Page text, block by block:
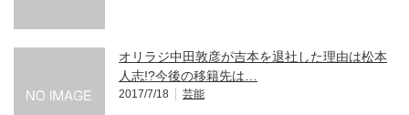
オリラジ中田敦彦が吉本を退社した理由は松本
人志!?今後の移籍先は…
2017/7/18 芸能